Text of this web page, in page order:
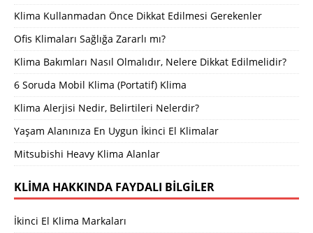
Klima Kullanmadan Önce Dikkat Edilmesi Gerekenler
Ofis Klimaları Sağlığa Zararlı mı?
Klima Bakımları Nasıl Olmalıdır, Nelere Dikkat Edilmelidir?
6 Soruda Mobil Klima (Portatif) Klima
Klima Alerjisi Nedir, Belirtileri Nelerdir?
Yaşam Alanınıza En Uygun İkinci El Klimalar
Mitsubishi Heavy Klima Alanlar
KLIMA HAKKINDA FAYDALI BILGILER
İkinci El Klima Markaları